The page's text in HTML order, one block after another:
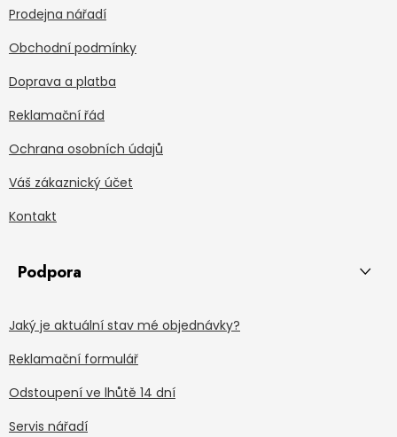
Prodejna nářadí
Obchodní podmínky
Doprava a platba
Reklamační řád
Ochrana osobních údajů
Váš zákaznický účet
Kontakt
Podpora
Jaký je aktuální stav mé objednávky?
Reklamační formulář
Odstoupení ve lhůtě 14 dní
Servis nářadí